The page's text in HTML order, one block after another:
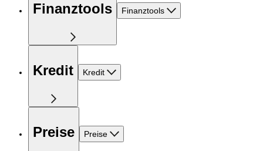
Finanztools Finanztools
Kredit Kredit
Preise Preise